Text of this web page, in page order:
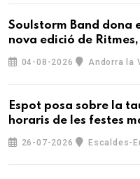
Soulstorm Band dona
nova edició de
04-08-2026 Andorra la
Espot posa sobre la
horaris de les festes
26-07-2026 Escaldes-